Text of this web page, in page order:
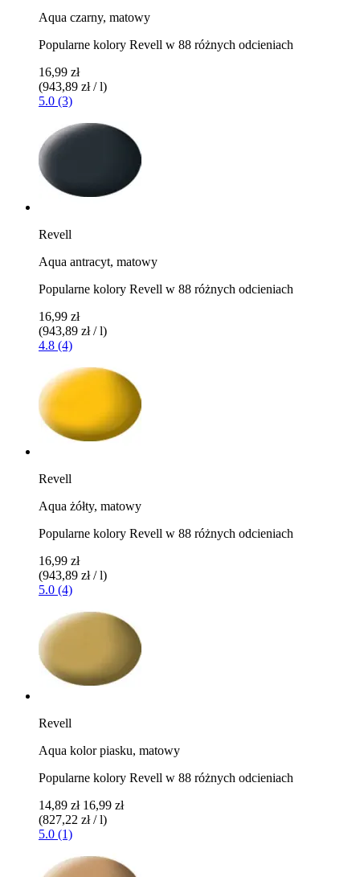
Aqua czarny, matowy
Popularne kolory Revell w 88 różnych odcieniach
16,99 zł
(943,89 zł / l)
5.0 (3)
Revell
Aqua antracyt, matowy
Popularne kolory Revell w 88 różnych odcieniach
16,99 zł
(943,89 zł / l)
4.8 (4)
Revell
Aqua żółty, matowy
Popularne kolory Revell w 88 różnych odcieniach
16,99 zł
(943,89 zł / l)
5.0 (4)
Revell
Aqua kolor piasku, matowy
Popularne kolory Revell w 88 różnych odcieniach
14,89 zł 16,99 zł
(827,22 zł / l)
5.0 (1)